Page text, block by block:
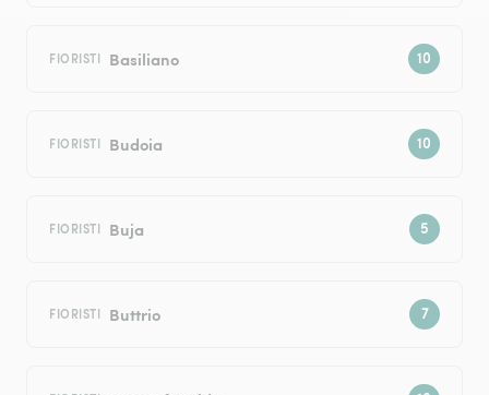
FIORISTI Basiliano
FIORISTI Budoia
FIORISTI Buja
FIORISTI Buttrio